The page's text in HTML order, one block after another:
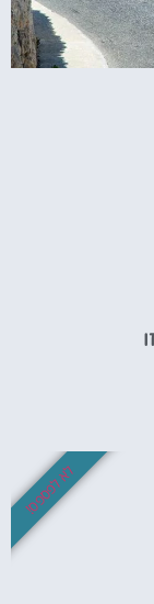
לא לפספס!